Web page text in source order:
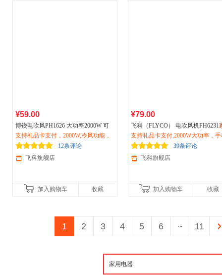
¥59.00
博锐电吹风PH1626 大功率2000W 可
折叠冷热风家用 学生吹风机 1626白色
支持礼品卡支付，2000W,冷风功能，
两档风力，三档温度12条评论
飞科旗舰店
加入购物车 收藏
¥79.00
飞科（FLYCO） 电吹风机FH6231
用吹风筒2000W大功率冷热风可折
过热保护电吹风机风筒
支持礼品卡支付,2000W大功率，
可折叠，过热保护39条评论
飞科旗舰店
加入购物车 收藏
1 2 3 4 5 6 ... 11